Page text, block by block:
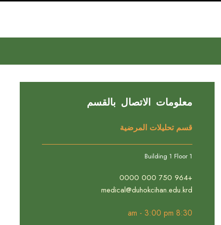
معلومات الاتصال بالقسم
قسم تحليلات المرضية
Building 1 Floor 1
+964 750 000 0000
medical@duhokcihan.edu.krd
8:30 am - 3:00 pm